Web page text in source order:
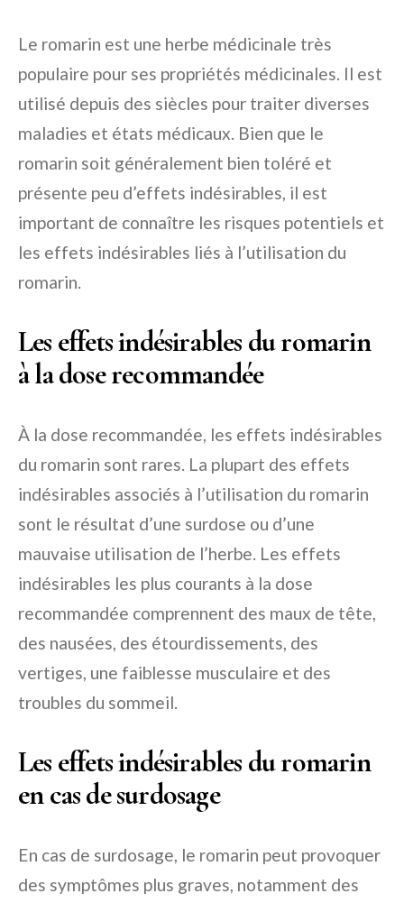
Le romarin est une herbe médicinale très
populaire pour ses propriétés médicinales. Il est
utilisé depuis des siècles pour traiter diverses
maladies et états médicaux. Bien que le
romarin soit généralement bien toléré et
présente peu d’effets indésirables, il est
important de connaître les risques potentiels et
les effets indésirables liés à l’utilisation du
romarin.
Les effets indésirables du romarin
à la dose recommandée
À la dose recommandée, les effets indésirables
du romarin sont rares. La plupart des effets
indésirables associés à l’utilisation du romarin
sont le résultat d’une surdose ou d’une
mauvaise utilisation de l’herbe. Les effets
indésirables les plus courants à la dose
recommandée comprennent des maux de tête,
des nausées, des étourdissements, des
vertiges, une faiblesse musculaire et des
troubles du sommeil.
Les effets indésirables du romarin
en cas de surdosage
En cas de surdosage, le romarin peut provoquer
des symptômes plus graves, notamment des